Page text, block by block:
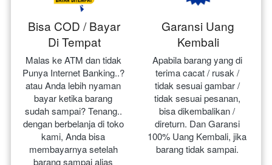
Bisa COD / Bayar
Di Tempat
Malas ke ATM dan tidak
Punya Internet Banking..?
atau Anda lebih nyaman
bayar ketika barang
sudah sampai? Tenang..
dengan berbelanja di toko
kami, Anda bisa
membayarnya setelah
barang sampai alias
Garansi Uang
Kembali
Apabila barang yang di
terima cacat / rusak /
tidak sesuai gambar /
tidak sesuai pesanan,
bisa dikembalikan /
direturn. Dan Garansi
100% Uang Kembali, jika
barang tidak sampai.